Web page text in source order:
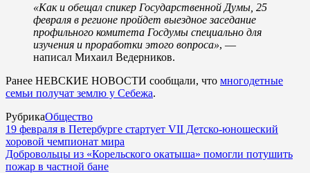
«Как и обещал спикер Государственной Думы, 25
февраля в регионе пройдет выездное заседание
профильного комитета Госдумы специально для
изучения и проработки этого вопроса», —
написал Михаил Ведерников.
Ранее НЕВСКИЕ НОВОСТИ сообщали, что многодетные
семьи получат землю у Себежа.
РубрикаОбщество
19 февраля в Петербурге стартует VII Детско-юношеский
хоровой чемпионат мира
Добровольцы из «Корельского окатыша» помогли потушить
пожар в частной бане